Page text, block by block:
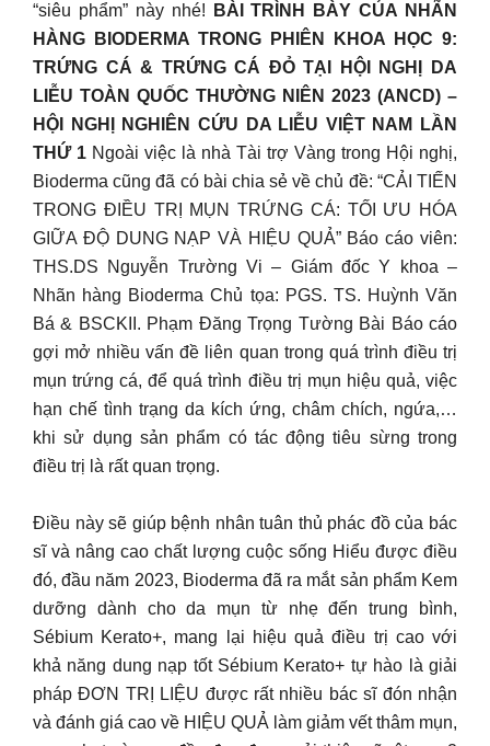
“siêu phẩm” này nhé!
BÀI TRÌNH BÀY CỦA NHÃN
HÀNG BIODERMA TRONG PHIÊN KHOA HỌC 9:
TRỨNG CÁ & TRỨNG CÁ ĐỎ TẠI HỘI NGHỊ DA
LIỄU TOÀN QUỐC THƯỜNG NIÊN 2023 (ANCD) –
HỘI NGHỊ NGHIÊN CỨU DA LIỄU VIỆT NAM LẦN
THỨ 1 Ngoài việc là nhà Tài trợ Vàng trong Hội nghị,
Bioderma cũng đã có bài chia sẻ về chủ đề: “CẢI TIẾN
TRONG ĐIỀU TRỊ MỤN TRỨNG CÁ: TỐI ƯU HÓA
GIỮA ĐỘ DUNG NẠP VÀ HIỆU QUẢ” Báo cáo viên:
THS.DS Nguyễn Trường Vi – Giám đốc Y khoa –
Nhãn hàng Bioderma Chủ tọa: PGS. TS. Huỳnh Văn
Bá & BSCKII. Phạm Đăng Trọng Tường Bài Báo cáo
gợi mở nhiều vấn đề liên quan trong quá trình điều trị
mụn trứng cá, để quá trình điều trị mụn hiệu quả, việc
hạn chế tình trạng da kích ứng, châm chích, ngứa,…
khi sử dụng sản phẩm có tác động tiêu sừng trong
điều trị là rất quan trọng.
Điều này sẽ giúp bệnh nhân tuân thủ phác đồ của bác
sĩ và nâng cao chất lượng cuộc sống Hiểu được điều
đó, đầu năm 2023, Bioderma đã ra mắt sản phẩm Kem
dưỡng dành cho da mụn từ nhẹ đến trung bình,
Sébium Kerato+, mang lại hiệu quả điều trị cao với
khả năng dung nạp tốt Sébium Kerato+ tự hào là giải
pháp ĐƠN TRỊ LIỆU được rất nhiều bác sĩ đón nhận
và đánh giá cao về HIỆU QUẢ làm giảm vết thâm mụn,